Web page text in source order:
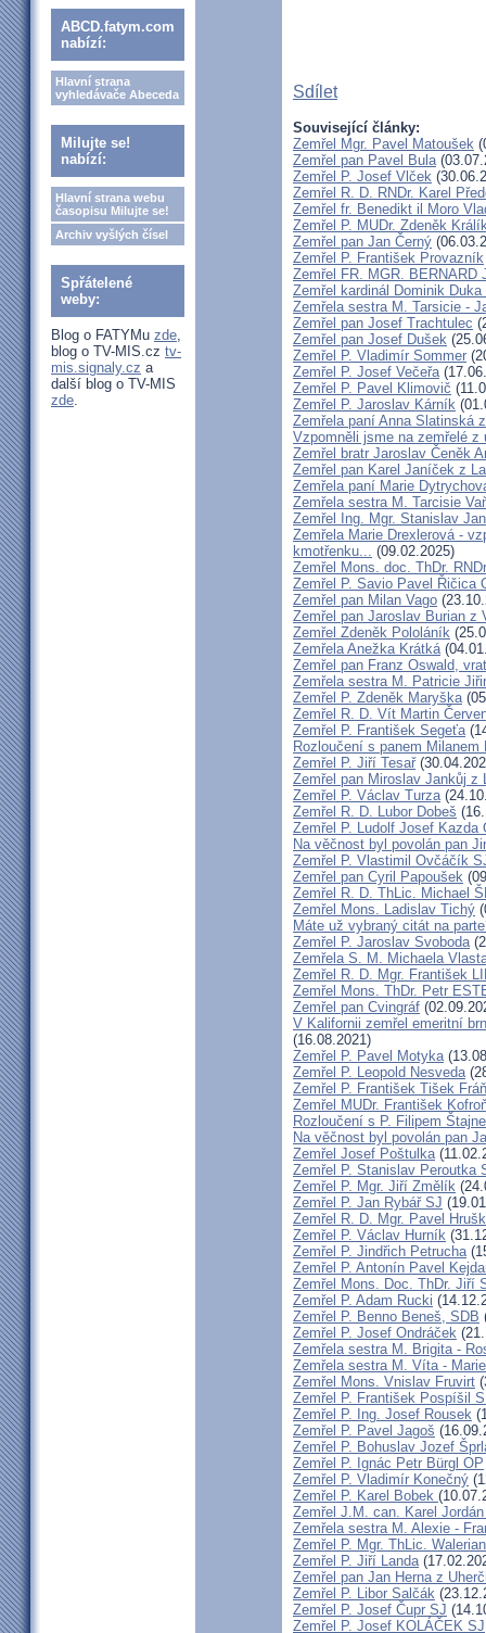
ABCD.fatym.com
nabízí:
Hlavní strana
vyhledávače Abeceda
Milujte se!
nabízí:
Hlavní strana webu
časopisu Milujte se!
Archiv vyšlých čísel
Spřátelené
weby:
Blog o FATYMu zde,
blog o TV-MIS.cz tv-
mis.signaly.cz a
další blog o TV-MIS
zde.
Sdílet
Související články:
Zemřel Mgr. Pavel Matoušek
Zemřel pan Pavel Bula
Zemřel P. Josef Vlček
Zemřel R. D. RNDr. Karel
Zemřel fr. Benedikt il Moro
Zemřel P. MUDr. Zdeněk
Zemřel pan Jan Černý
Zemřel P. František Provazník
Zemřel FR. MGR. BERNARD
Zemřel kardinál Dominik Duka
Zemřela sestra M. Tarsicie -
Zemřel pan Josef Trachtulec
Zemřel pan Josef Dušek
Zemřel P. Vladimír Sommer
Zemřel P. Josef Večeřa
Zemřel P. Pavel Klimovič
Zemřel P. Jaroslav Kárník
Zemřela paní Anna Slatinská
Vzpomněli jsme na zemřelé
Zemřel bratr Jaroslav Čeněk
Zemřel pan Karel Janíček z
Zemřela paní Marie
Zemřela sestra M. Tarcisie
Zemřel Ing. Mgr. Stanislav
Zemřela Marie Drexlerová -
kmotřenku... (09.02.2025)
Zemřel Mons. doc. ThDr.
Zemřel P. Savio Pavel Řičica
Zemřel pan Milan Vago
Zemřel pan Jaroslav Burian z
Zemřel Zdeněk Pololáník
Zemřela Anežka Krátká
Zemřel pan Franz Oswald,
Zemřela sestra M. Patricie
Zemřel P. Zdeněk Maryška
Zemřel R. D. Vít Martin
Zemřel P. František Segeťa
Rozloučení s panem Milanem
Zemřel P. Jiří Tesař
Zemřel pan Miroslav Jankůj z
Zemřel P. Václav Turza
Zemřel R. D. Lubor Dobeš
Zemřel P. Ludolf Josef Kazda
Na věčnost byl povolán pan
Zemřel P. Vlastimil Ovčáčík
Zemřel pan Cyril Papoušek
Zemřel R. D. ThLic. Michael
Zemřel Mons. Ladislav Tichý
Máte už vybraný citát na
Zemřel P. Jaroslav Svoboda
Zemřela S. M. Michaela
Zemřel R. D. Mgr. František
Zemřel Mons. ThDr. Petr
Zemřel pan Cvingráf
V Kalifornii zemřel emeritní
(16.08.2021)
Zemřel P. Pavel Motyka
Zemřel P. Leopold Nesveda
Zemřel P. František Tišek
Zemřel MUDr. František
Rozloučení s P. Filipem
Na věčnost byl povolán pan
Zemřel Josef Poštulka
Zemřel P. Stanislav Peroutka
Zemřel P. Mgr. Jiří Změlík
Zemřel P. Jan Rybář SJ
Zemřel R. D. Mgr. Pavel
Zemřel P. Václav Hurník
Zemřel P. Jindřich Petrucha
Zemřel P. Antonín Pavel
Zemřel Mons. Doc. ThDr. Jiří
Zemřel P. Adam Rucki
Zemřel P. Benno Beneš, SDB
Zemřel P. Josef Ondráček
Zemřela sestra M. Brigita -
Zemřela sestra M. Víta -
Zemřel Mons. Vnislav Fruvirt
Zemřel P. František Pospíšil
Zemřel P. Ing. Josef Rousek
Zemřel P. Pavel Jagoš
Zemřel P. Bohuslav Jozef
Zemřel P. Ignác Petr Bürgl OP
Zemřel P. Vladimír Konečný
Zemřel P. Karel Bobek
Zemřel J.M. can. Karel
Zemřela sestra M. Alexie -
Zemřel P. Mgr. ThLic.
Zemřel P. Jiří Landa
Zemřel pan Jan Herna z
Zemřel P. Libor Salčák
Zemřel P. Josef Čupr SJ
Zemřel P. Josef KOLÁČEK SJ